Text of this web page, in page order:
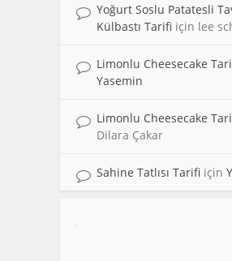
Yoğurt Soslu Patatesli
Külbastı Tarifi için lee
Limonlu Cheesecake
Yasemin
Limonlu Cheesecake
Dilara Çakar
Sahine Tatlısı Tarifi için